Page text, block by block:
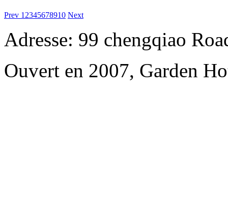
Prev 1 2345678910 Next
Adresse: 99 chengqiao
Ouvert en 2007, Garden